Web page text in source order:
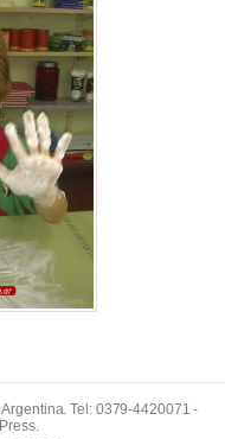
Tel: 0379-4420071 -
.